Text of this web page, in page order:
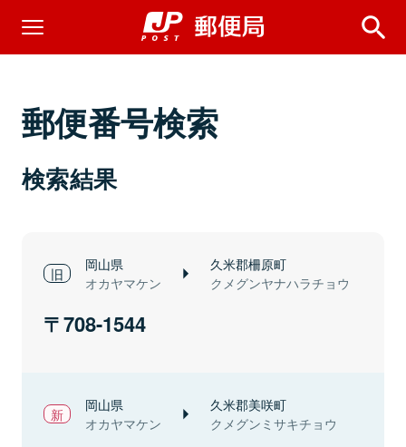
郵便番号検索
検索結果
岡山県
オカヤマケン
久米郡柵原町
クメグンヤナハラチョウ
708-1544
岡山県
オカヤマケン
久米郡美咲町
クメグンミサキチョウ